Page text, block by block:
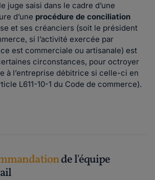
juge saisi dans le cadre d’une
d’une procédure de conciliation
et ses créanciers (soit le président
si l’activité exercée par
est commerciale ou artisanale) est
circonstances, pour octroyer
à l’entreprise débitrice si celle-ci en
L611-10-1 du Code de commerce).
de l'équipe